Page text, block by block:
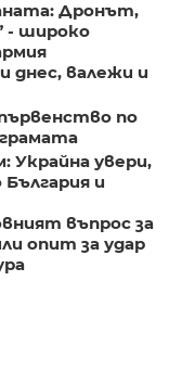
Дронът,
- широко
днес, валежи и
по
Украйна увери,
и
въпрос за
опит за удар